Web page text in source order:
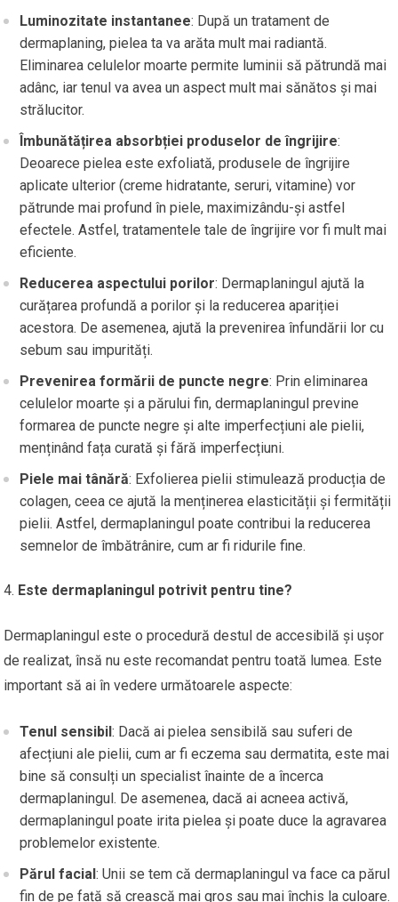
Luminozitate instantanee: După un tratament de
dermaplaning, pielea ta va arăta mult mai radiantă.
Eliminarea celulelor moarte permite luminii să pătrundă mai
adânc, iar tenul va avea un aspect mult mai sănătos și mai
strălucitor.
Îmbunătățirea absorbției produselor de îngrijire:
Deoarece pielea este exfoliată, produsele de îngrijire
aplicate ulterior (creme hidratante, seruri, vitamine) vor
pătrunde mai profund în piele, maximizându-și astfel
efectele. Astfel, tratamentele tale de îngrijire vor fi mult mai
eficiente.
Reducerea aspectului porilor: Dermaplaningul ajută la
curățarea profundă a porilor și la reducerea apariției
acestora. De asemenea, ajută la prevenirea înfundării lor cu
sebum sau impurități.
Prevenirea formării de puncte negre: Prin eliminarea
celulelor moarte și a părului fin, dermaplaningul previne
formarea de puncte negre și alte imperfecțiuni ale pielii,
menținând fața curată și fără imperfecțiuni.
Piele mai tânără: Exfolierea pielii stimulează producția de
colagen, ceea ce ajută la menținerea elasticității și fermității
pielii. Astfel, dermaplaningul poate contribui la reducerea
semnelor de îmbătrânire, cum ar fi ridurile fine.
Este dermaplaningul potrivit pentru tine?
Dermaplaningul este o procedură destul de accesibilă și ușor
de realizat, însă nu este recomandat pentru toată lumea. Este
important să ai în vedere următoarele aspecte:
Tenul sensibil: Dacă ai pielea sensibilă sau suferi de
afecțiuni ale pielii, cum ar fi eczema sau dermatita, este mai
bine să consulți un specialist înainte de a încerca
dermaplaningul. De asemenea, dacă ai acneea activă,
dermaplaningul poate irita pielea și poate duce la agravarea
problemelor existente.
Părul facial: Unii se tem că dermaplaningul va face ca părul
fin de pe față să crească mai gros sau mai închis la culoare.